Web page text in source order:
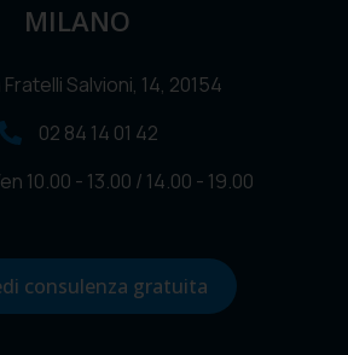
MILANO
Fratelli Salvioni, 14, 20154
02 84 14 01 42
10.00 - 13.00 / 14.00 - 19.00
consulenza gratuita